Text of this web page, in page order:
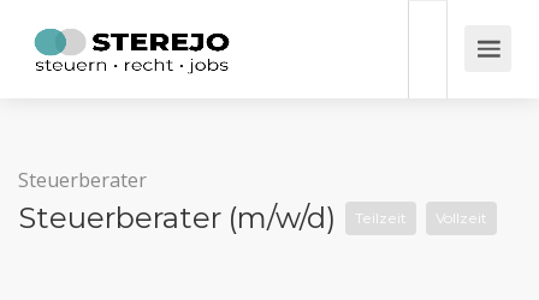
Steuerberater
Steuerberater (m/w/d) Teilzeit Vollzeit